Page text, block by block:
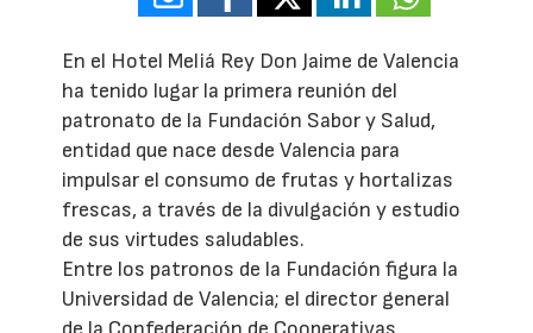
En el Hotel Meliá Rey Don Jaime de Valencia
ha tenido lugar la primera reunión del
patronato de la Fundación Sabor y Salud,
entidad que nace desde Valencia para
impulsar el consumo de frutas y hortalizas
frescas, a través de la divulgación y estudio
de sus virtudes saludables.
Entre los patronos de la Fundación figura la
Universidad de Valencia; el director general